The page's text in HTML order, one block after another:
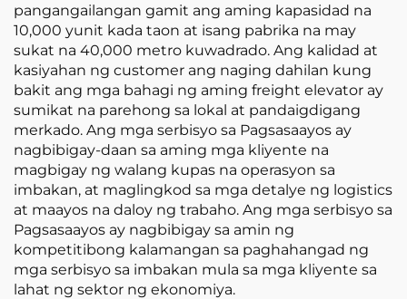
pangangailangan gamit ang aming kapasidad na
10,000 yunit kada taon at isang pabrika na may
sukat na 40,000 metro kuwadrado. Ang kalidad at
kasiyahan ng customer ang naging dahilan kung
bakit ang mga bahagi ng aming freight elevator ay
sumikat na parehong sa lokal at pandaigdigang
merkado. Ang mga serbisyo sa Pagsasaayos ay
nagbibigay-daan sa aming mga kliyente na
magbigay ng walang kupas na operasyon sa
imbakan, at maglingkod sa mga detalye ng logistics
at maayos na daloy ng trabaho. Ang mga serbisyo sa
Pagsasaayos ay nagbibigay sa amin ng
kompetitibong kalamangan sa paghahangad ng
mga serbisyo sa imbakan mula sa mga kliyente sa
lahat ng sektor ng ekonomiya.